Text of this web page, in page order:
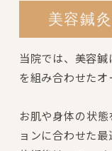
美容鍼
当院では、美容
を組み合わせたオ
お肌や身体の状
ョンに合わせた最